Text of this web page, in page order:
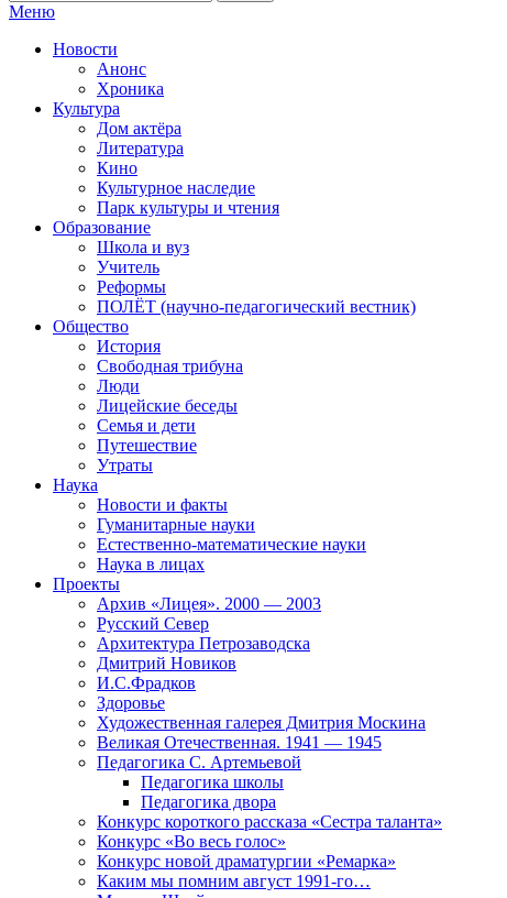
Меню
Новости
Анонс
Хроника
Культура
Дом актёра
Литература
Кино
Культурное наследие
Парк культуры и чтения
Образование
Школа и вуз
Учитель
Реформы
ПОЛЁТ (научно-педагогический вестник)
Общество
История
Свободная трибуна
Люди
Лицейские беседы
Семья и дети
Путешествие
Утраты
Наука
Новости и факты
Гуманитарные науки
Естественно-математические науки
Наука в лицах
Проекты
Архив «Лицея». 2000 — 2003
Русский Север
Архитектура Петрозаводска
Дмитрий Новиков
И.С.Фрадков
Здоровье
Художественная галерея Дмитрия Москина
Великая Отечественная. 1941 — 1945
Педагогика С. Артемьевой
Педагогика школы
Педагогика двора
Конкурс короткого рассказа «Сестра таланта»
Конкурс «Во весь голос»
Конкурс новой драматургии «Ремарка»
Каким мы помним август 1991-го…